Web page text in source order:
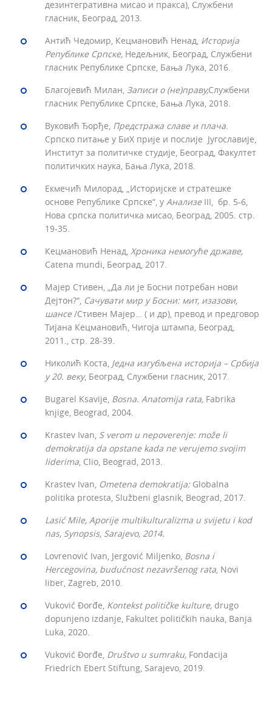
дезинтегративна мисао и пракса), Службени
гласник, Београд, 2013.
Антић Чедомир, Кецмановић Ненад, Историја
Републике Српске, Недељник, Београд, Службени
гласник Републике Српске, Бања Лука, 2016.
Благојевић Милан, Записи о (не)праву,Службени
гласник Републике Српске, Бања Лука, 2018.
Вуковић Ђорђе, Предстража славе и плача.
Српско питање у БиХ прије и послије Југославије,
Институт за политичке студије, Београд, Факултет
политичких наука, Бања Лука, 2018.
Екмечић Милорад, „Историјске и стратешке
основе Републике Српске“, у Анализе III, бр. 5-6,
Нова српска политичка мисао, Београд, 2005. стр.
19-35.
Кецмановић Ненад, Хроника немогуће државе,
Catena mundi, Београд, 2017.
Мајер Стивен, „Да ли је Босни потребан нови
Дејтон?“, Сачувати мир у Босни: мит, изазови,
шансе/Стивен Мајер… ( и др), превод и предговор
Тијана Кецмановић, Чигоја штампа, Београд,
2011., стр. 28-39.
Николић Коста, Једна изгубљена историја – Србија
у 20. веку, Београд, Службени гласник, 2017.
Bugarel Ksavije, Bosna. Anatomija rata, Fabrika
knjige, Beograd, 2004.
Krastev Ivan, S verom u nepoverenje: može li
demokratija da opstane kada ne verujemo svojim
liderima, Clio, Beograd, 2013.
Krastev Ivan, Ometena demokratija:Globalna
politika protesta, Službeni glasnik, Beograd, 2017.
Lasić Mile, Aporije multikulturalizma u svijetu i kod
nas, Synopsis, Sarajevo, 2014.
Lovrenović Ivan, Jergović Miljenko, Bosna i
Hercegovina, budućnost nezavršenog rata, Novi
liber, Zagreb, 2010.
Vuković Đorđe, Kontekst političke kulture, drugo
dopunjeno izdanje, Fakultet političkih nauka, Banja
Luka, 2020.
Vuković Đorđe, Društvo u sumraku, Fondacija
Friedrich Ebert Stiftung, Sarajevo, 2019.